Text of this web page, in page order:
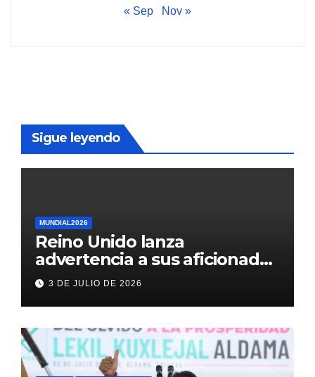
« Sep Nov »
Sigue leyendo
MUNDIAL2026
Reino Unido lanza
advertencia a sus aficionados
antes del México vs
Inglaterra en el Mundial 2026
3 DE JULIO DE 2026